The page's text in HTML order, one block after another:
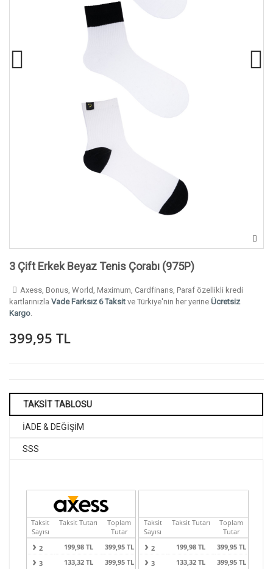
3 Çift Erkek Beyaz Tenis Çorabı (975P)
Axess, Bonus, World, Maximum, Cardfinans, Paraf özellikli kredi
kartlarınızla Vade Farksız 6 Taksit ve Türkiye'nin her yerine Ücretsiz
Kargo.
399,95 TL
TAKSİT TABLOSU
İADE & DEĞİŞİM
SSS
Taksit
Sayısı
2
3
Taksit Tutarı
199,98 TL
133,32 TL
Toplam
Tutar
399,95 TL
399,95 TL
Taksit
Sayısı
2
3
Taksit Tutarı
199,98 TL
133,32 TL
Toplam
Tutar
399,95 TL
399,95 TL